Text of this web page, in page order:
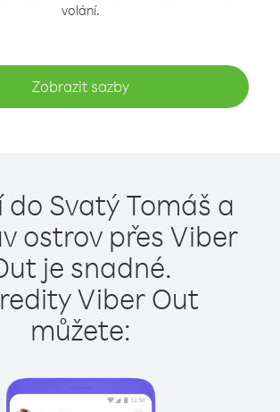
volání.
Zobrazit sazby
do Svatý Tomáš a
ostrov přes Viber
je snadné.
Viber Out
můžete: